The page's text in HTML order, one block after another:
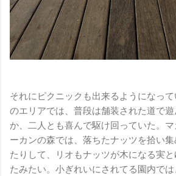
それにピクニックも出来るようになっ
のエリアでは、普段は舗装された道で
か、二人とも喜んで駆け回っていた。
ーカンの森では、落ちたナッツを拾い
たりして、リオもナッツが木になる実
たみたい。小ぎれいにされてる園内で